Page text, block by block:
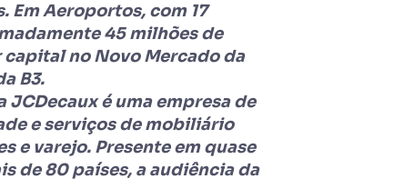
Em Aeroportos, com 17
45 milhões de
no Novo Mercado da
B3.
JCDecaux é uma empresa de
e serviços de mobiliário
e varejo. Presente em quase
de 80 países, a audiência da